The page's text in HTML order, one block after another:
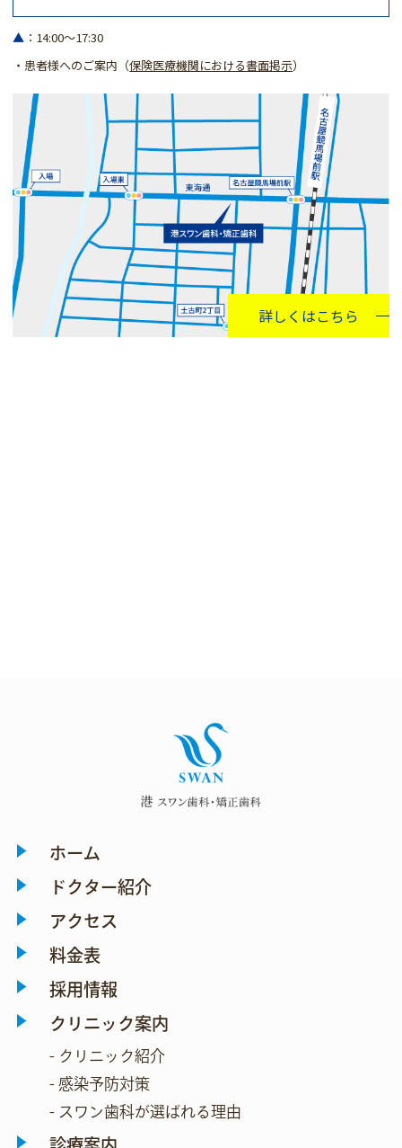
▲ ：14:00～17:30
・患者様へのご案内（保険医療機関における書面掲示）
詳しくはこちら
ホーム
ドクター紹介
アクセス
料金表
採用情報
クリニック案内
- クリニック紹介
- 感染予防対策
- スワン歯科が選ばれる理由
診療案内